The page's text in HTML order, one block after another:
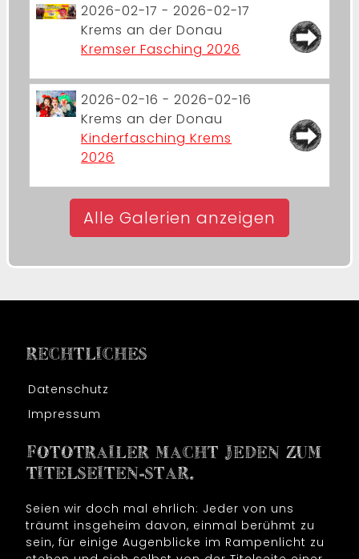
2026-02-17 - 2026-02-17
Krems an der Donau
Kremser Fasching 2026
2026-02-16 - 2026-02-16
Krems an der Donau
Kinderfasching Krems
2026
Alle Galerien anzeigen
RECHTLICHES
Datenschutz
Impressum
FOTOTRAILER MACHT JEDEN ZUM
TITELSEITEN-STAR.
Seien wir doch mal ehrlich: Jeder von uns
träumt insgeheim davon, einmal berühmt zu
sein, für einige Augenblicke im Rampenlicht zu